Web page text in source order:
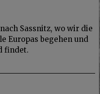
Sassnitz, wo wir die
Europas begehen und
findet.